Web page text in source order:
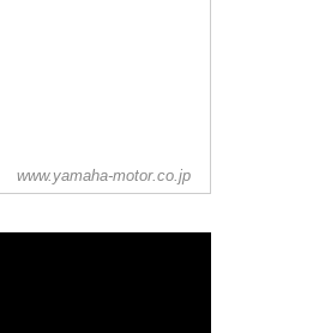
www.yamaha-motor.co.jp